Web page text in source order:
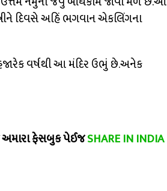
દિવસે અહિં ભગવાન એકલિંગના
વર્ષથી આ મંદિર ઉભું છે.અનેક
અમારા ફેસબુક પેઈજSHARE IN INDIA